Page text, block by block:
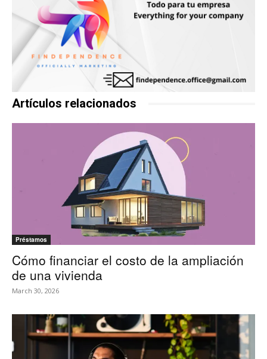
Artículos relacionados
Préstamos
Cómo financiar el costo de la ampliación
de una vivienda
March 30, 2026